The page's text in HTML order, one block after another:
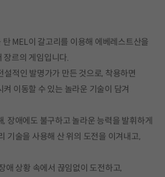
MEL이 갈고리를 이용해 에베레스트산을
르의 게임입니다.
적인 발명가가 만든 것으로, 착용하면
이동할 수 있는 놀라운 기술이 담겨
장애에도 불구하고 놀라운 능력을 발휘하게
기술을 사용해 산 위의 도전을 이겨내고,
애 상황 속에서 끊임없이 도전하고,